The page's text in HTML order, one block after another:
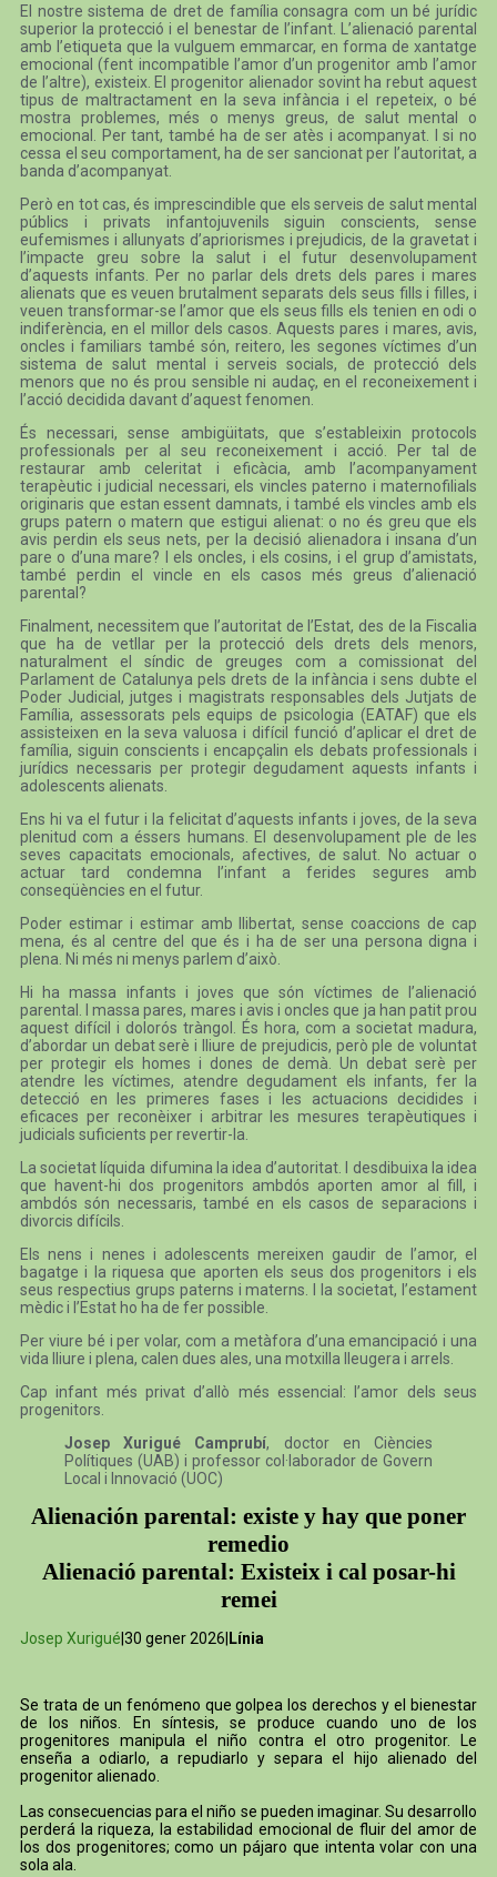
El nostre sistema de dret de família consagra com un bé jurídic
superior la protecció i el benestar de l’infant. L’alienació parental
amb l’etiqueta que la vulguem emmarcar, en forma de xantatge
emocional (fent incompatible l’amor d’un progenitor amb l’amor
de l’altre), existeix. El progenitor alienador sovint ha rebut aquest
tipus de maltractament en la seva infància i el repeteix, o bé
mostra problemes, més o menys greus, de salut mental o
emocional. Per tant, també ha de ser atès i acompanyat. I si no
cessa el seu comportament, ha de ser sancionat per l’autoritat, a
banda d’acompanyat.
Però en tot cas, és imprescindible que els serveis de salut mental
públics i privats infantojuvenils siguin conscients, sense
eufemismes i allunyats d’apriorismes i prejudicis, de la gravetat i
l’impacte greu sobre la salut i el futur desenvolupament
d’aquests infants. Per no parlar dels drets dels pares i mares
alienats que es veuen brutalment separats dels seus fills i filles, i
veuen transformar-se l’amor que els seus fills els tenien en odi o
indiferència, en el millor dels casos. Aquests pares i mares, avis,
oncles i familiars també són, reitero, les segones víctimes d’un
sistema de salut mental i serveis socials, de protecció dels
menors que no és prou sensible ni audaç, en el reconeixement i
l’acció decidida davant d’aquest fenomen.
És necessari, sense ambigüitats, que s’estableixin protocols
professionals per al seu reconeixement i acció. Per tal de
restaurar amb celeritat i eficàcia, amb l’acompanyament
terapèutic i judicial necessari, els vincles paterno i maternofilials
originaris que estan essent damnats, i també els vincles amb els
grups patern o matern que estigui alienat: o no és greu que els
avis perdin els seus nets, per la decisió alienadora i insana d’un
pare o d’una mare? I els oncles, i els cosins, i el grup d’amistats,
també perdin el vincle en els casos més greus d’alienació
parental?
Finalment, necessitem que l’autoritat de l’Estat, des de la Fiscalia
que ha de vetllar per la protecció dels drets dels menors,
naturalment el síndic de greuges com a comissionat del
Parlament de Catalunya pels drets de la infància i sens dubte el
Poder Judicial, jutges i magistrats responsables dels Jutjats de
Família, assessorats pels equips de psicologia (EATAF) que els
assisteixen en la seva valuosa i difícil funció d’aplicar el dret de
família, siguin conscients i encapçalin els debats professionals i
jurídics necessaris per protegir degudament aquests infants i
adolescents alienats.
Ens hi va el futur i la felicitat d’aquests infants i joves, de la seva
plenitud com a éssers humans. El desenvolupament ple de les
seves capacitats emocionals, afectives, de salut. No actuar o
actuar tard condemna l’infant a ferides segures amb
conseqüències en el futur.
Poder estimar i estimar amb llibertat, sense coaccions de cap
mena, és al centre del que és i ha de ser una persona digna i
plena. Ni més ni menys parlem d’això.
Hi ha massa infants i joves que són víctimes de l’alienació
parental. I massa pares, mares i avis i oncles que ja han patit prou
aquest difícil i dolorós tràngol. És hora, com a societat madura,
d’abordar un debat serè i lliure de prejudicis, però ple de voluntat
per protegir els homes i dones de demà. Un debat serè per
atendre les víctimes, atendre degudament els infants, fer la
detecció en les primeres fases i les actuacions decidides i
eficaces per reconèixer i arbitrar les mesures terapèutiques i
judicials suficients per revertir-la.
La societat líquida difumina la idea d’autoritat. I desdibuixa la idea
que havent-hi dos progenitors ambdós aporten amor al fill, i
ambdós són necessaris, també en els casos de separacions i
divorcis difícils.
Els nens i nenes i adolescents mereixen gaudir de l’amor, el
bagatge i la riquesa que aporten els seus dos progenitors i els
seus respectius grups paterns i materns. I la societat, l’estament
mèdic i l’Estat ho ha de fer possible.
Per viure bé i per volar, com a metàfora d’una emancipació i una
vida lliure i plena, calen dues ales, una motxilla lleugera i arrels.
Cap infant més privat d’allò més essencial: l’amor dels seus
progenitors.
Josep Xurigué Camprubí, doctor en Ciències
Polítiques (UAB) i professor col·laborador de Govern
Local i Innovació (UOC)
Alienación parental: existe y hay que poner
remedio
Alienació parental: Existeix i cal posar-hi
remei
Josep Xurigué |30 gener 2026| Línia
Se trata de un fenómeno que golpea los derechos y el bienestar
de los niños. En síntesis, se produce cuando uno de los
progenitores manipula el niño contra el otro progenitor. Le
enseña a odiarlo, a repudiarlo y separa el hijo alienado del
progenitor alienado.
Las consecuencias para el niño se pueden imaginar. Su desarrollo
perderá la riqueza, la estabilidad emocional de fluir del amor de
los dos progenitores; como un pájaro que intenta volar con una
sola ala.